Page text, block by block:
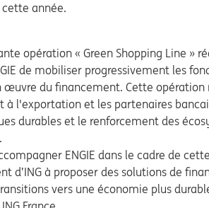
cette année.
opération « Green Shopping Line »
de mobiliser progressivement les
du financement. Cette
à l'exportation et les partenaires
durables et le renforcement des
ENGIE dans le cadre de
d’ING à proposer des solutions de
vers une économie plus